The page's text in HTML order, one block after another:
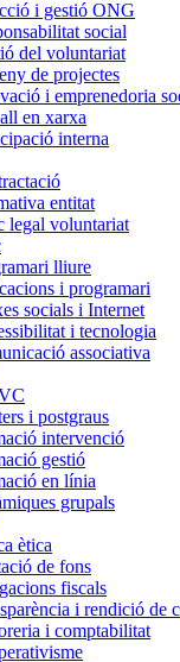
i gestió ONG
social
del voluntariat
de projectes
i emprenedoria
en xarxa
interna
entitat
legal voluntariat
lliure
i programari
socials i Internet
i tecnologia
associativa
i postgraus
intervenció
gestió
en línia
grupals
ètica
de fons
fiscals
i rendició de
i comptabilitat